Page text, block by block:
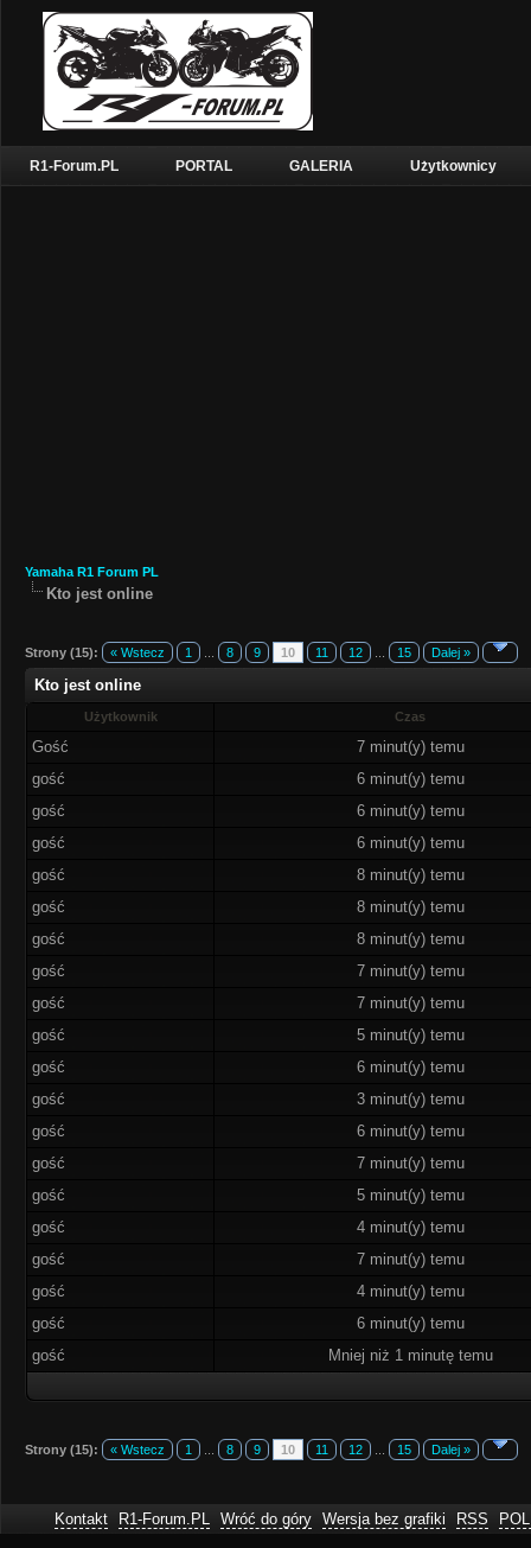
R1-Forum.PL PORTAL GALERIA Użytkownicy
Yamaha R1 Forum PL
Kto jest online
Strony (15): « Wstecz 1 8 9 10 11 12 15 Dalej »
Kto jest online
Użytkownik Czas
Gość
7 minut(y) temu
gość
6 minut(y) temu
gość
6 minut(y) temu
gość
6 minut(y) temu
gość
8 minut(y) temu
gość
8 minut(y) temu
gość
8 minut(y) temu
gość
7 minut(y) temu
gość
7 minut(y) temu
gość
5 minut(y) temu
gość
6 minut(y) temu
gość
3 minut(y) temu
gość
6 minut(y) temu
gość
7 minut(y) temu
gość
5 minut(y) temu
gość
4 minut(y) temu
gość
7 minut(y) temu
gość
4 minut(y) temu
gość
6 minut(y) temu
gość
Mniej niż 1 minutę temu
Strony (15): « Wstecz 1 8 9 10 11 12 15 Dalej »
Kontakt R1-Forum.PL Wróć do góry Wersja bez grafiki RSS